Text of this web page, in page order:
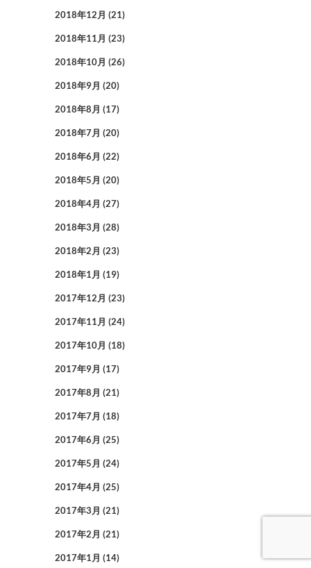
2018年12月 (21)
2018年11月 (23)
2018年10月 (26)
2018年9月 (20)
2018年8月 (17)
2018年7月 (20)
2018年6月 (22)
2018年5月 (20)
2018年4月 (27)
2018年3月 (28)
2018年2月 (23)
2018年1月 (19)
2017年12月 (23)
2017年11月 (24)
2017年10月 (18)
2017年9月 (17)
2017年8月 (21)
2017年7月 (18)
2017年6月 (25)
2017年5月 (24)
2017年4月 (25)
2017年3月 (21)
2017年2月 (21)
2017年1月 (14)